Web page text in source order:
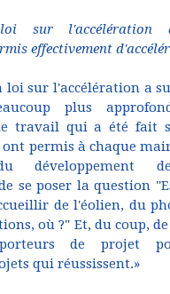
sur l'accélération
effectivement
loi sur l'accélération a
plus
travail qui a été fait
permis à chaque
développement
se poser la question
de l'éolien, du
où ?'' Et, du coup,
de projet
qui réussissent.»